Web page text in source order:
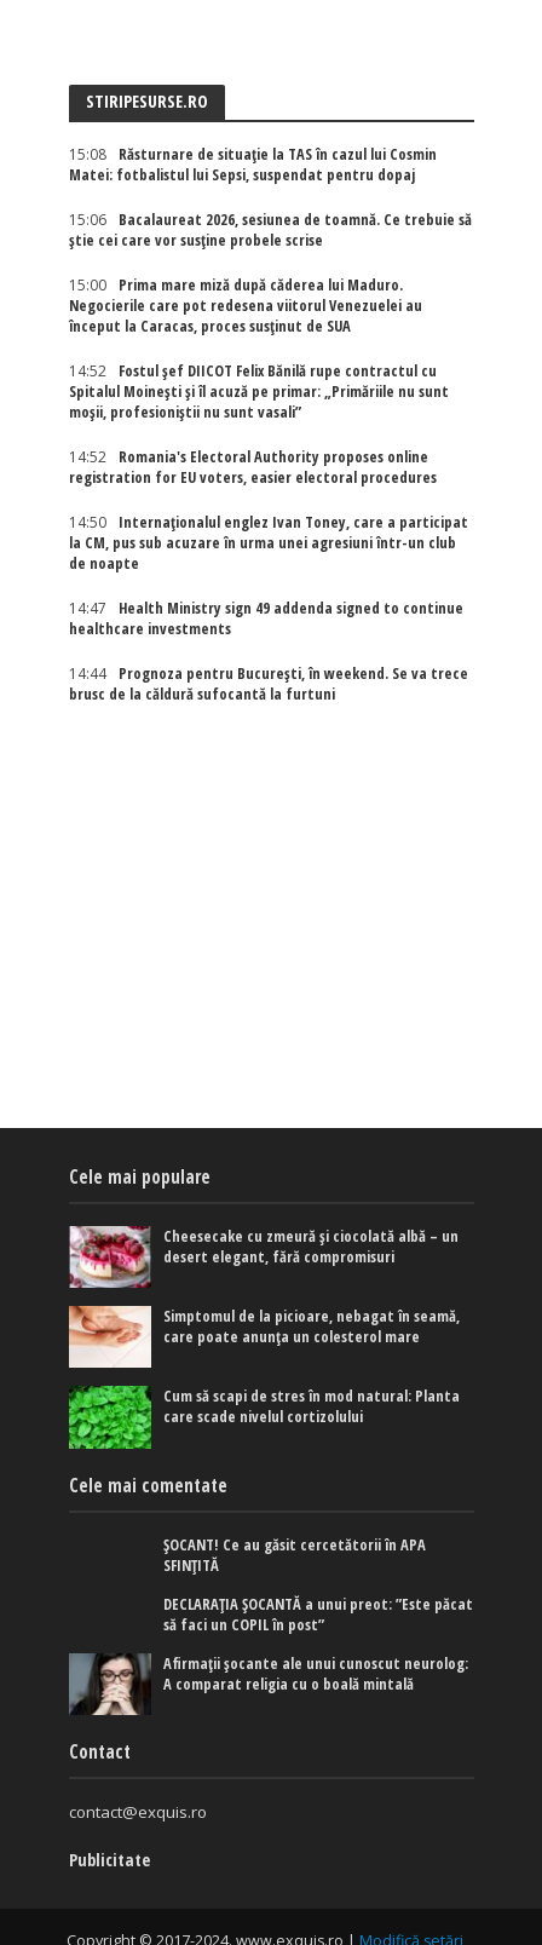
STIRIPESURSE.RO
15:08
Răsturnare de situație la TAS în cazul lui Cosmin
Matei: fotbalistul lui Sepsi, suspendat pentru dopaj
15:06
Bacalaureat 2026, sesiunea de toamnă. Ce trebuie să
știe cei care vor susține probele scrise
15:00
Prima mare miză după căderea lui Maduro.
Negocierile care pot redesena viitorul Venezuelei au
început la Caracas, proces susținut de SUA
14:52
Fostul șef DIICOT Felix Bănilă rupe contractul cu
Spitalul Moinești și îl acuză pe primar: „Primăriile nu sunt
moșii, profesioniștii nu sunt vasali”
14:52
Romania's Electoral Authority proposes online
registration for EU voters, easier electoral procedures
14:50
Internaţionalul englez Ivan Toney, care a participat
la CM, pus sub acuzare în urma unei agresiuni într-un club
de noapte
14:47
Health Ministry sign 49 addenda signed to continue
healthcare investments
14:44
Prognoza pentru București, în weekend. Se va trece
brusc de la căldură sufocantă la furtuni
Cele mai populare
Cheesecake cu zmeură și ciocolată albă – un
desert elegant, fără compromisuri
Simptomul de la picioare, nebagat în seamă,
care poate anunța un colesterol mare
Cum să scapi de stres în mod natural: Planta
care scade nivelul cortizolului
Cele mai comentate
ȘOCANT! Ce au găsit cercetătorii în APA
SFINȚITĂ
DECLARAȚIA ȘOCANTĂ a unui preot: ”Este păcat
să faci un COPIL în post”
Afirmaţii şocante ale unui cunoscut neurolog:
A comparat religia cu o boală mintală
Contact
contact@exquis.ro
Publicitate
Copyright © 2017-2024. www.exquis.ro | Modifică setări